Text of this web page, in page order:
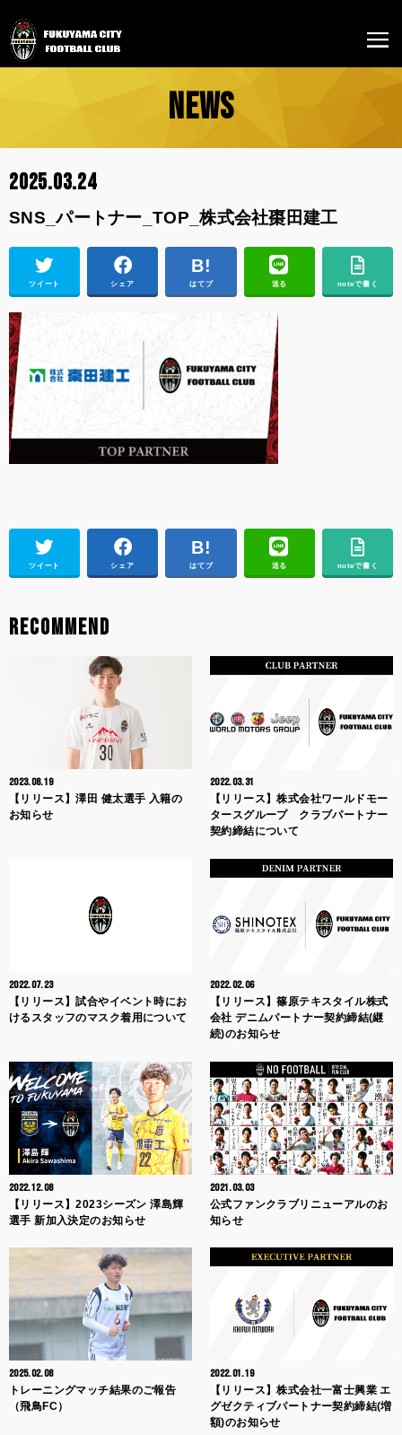
NEWS
2025.03.24
SNS_パートナー_TOP_株式会社棗田建工
ツイート シェア はてブ 送る noteで書く
ツイート シェア はてブ 送る noteで書く
RECOMMEND
2023.08.19
【リリース】澤田 健太選手 入籍の
お知らせ
2022.03.31
【リリース】株式会社ワールドモー
タースグループ クラブパートナー
契約締結について
2022.07.23
【リリース】試合やイベント時にお
けるスタッフのマスク着用について
2022.02.06
【リリース】篠原テキスタイル株式
会社 デニムパートナー契約締結(継
続)のお知らせ
2022.12.08
【リリース】2023シーズン 澤島輝
選手 新加入決定のお知らせ
2021.03.03
公式ファンクラブリニューアルのお
知らせ
2025.02.08
トレーニングマッチ結果のご報告
（飛鳥FC）
2022.01.19
【リリース】株式会社一富士興業 エ
グゼクティブパートナー契約締結(増
額)のお知らせ